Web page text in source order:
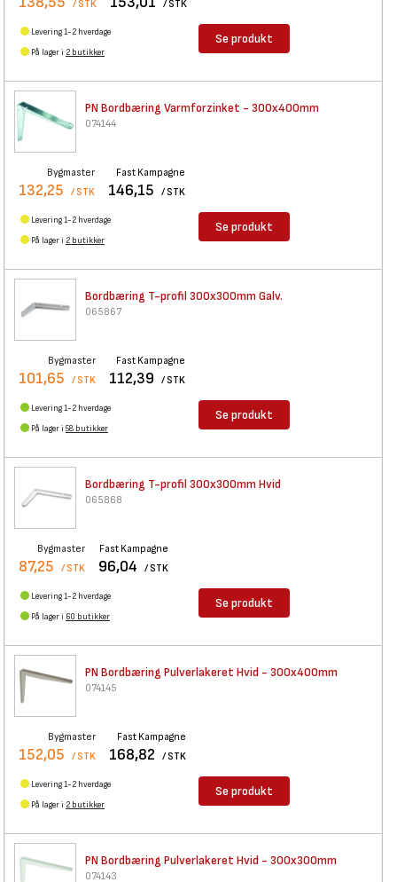
/ STK / STK
Levering 1-2 hverdage
På lager i 2 butikker
Se produkt
PN Bordbæring Varmforzinket - 300x400mm
074144
Bygmaster
132,25 / STK
Fast Kampagne
146,15 / STK
Levering 1-2 hverdage
På lager i 2 butikker
Se produkt
Bordbæring T-profil 300x300mm Galv.
065867
Bygmaster
101,65 / STK
Fast Kampagne
112,39 / STK
Levering 1-2 hverdage
På lager i 58 butikker
Se produkt
Bordbæring T-profil 300x300mm Hvid
065868
Bygmaster
87,25 / STK
Fast Kampagne
96,04 / STK
Levering 1-2 hverdage
På lager i 60 butikker
Se produkt
PN Bordbæring Pulverlakeret Hvid - 300x400mm
074145
Bygmaster
152,05 / STK
Fast Kampagne
168,82 / STK
Levering 1-2 hverdage
På lager i 2 butikker
Se produkt
PN Bordbæring Pulverlakeret Hvid - 300x300mm
074143